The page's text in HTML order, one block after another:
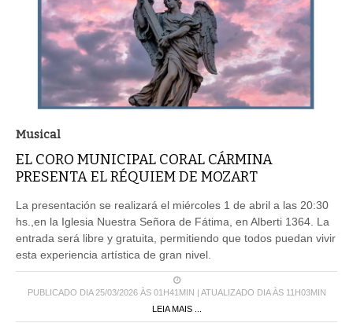
Musical
EL CORO MUNICIPAL CORAL CÁRMINA
PRESENTA EL RÉQUIEM DE MOZART
La presentación se realizará el miércoles 1 de abril a las 20:30
hs.,en la Iglesia Nuestra Señora de Fátima, en Alberti 1364. La
entrada será libre y gratuita, permitiendo que todos puedan vivir
esta experiencia artística de gran nivel.
PUBLICADO DIA 25/03/2026 ÀS 01H41MIN | ATUALIZADO DIA ÀS 11H03MIN
LEIA MAIS ...